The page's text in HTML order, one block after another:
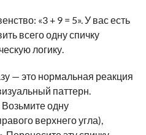
«3 + 9 = 5». У вас есть
всего одну спичку
логику.
— это нормальная реакция
паттерн.
одну
верхнего угла),